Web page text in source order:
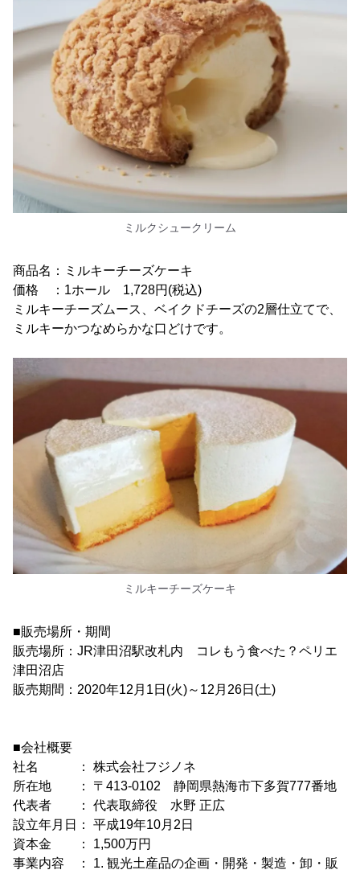
ミルクシュークリーム
商品名：ミルキーチーズケーキ
価格 ：1ホール 1,728円(税込)
ミルキーチーズムース、ベイクドチーズの2層仕立てで、
ミルキーかつなめらかな口どけです。
ミルキーチーズケーキ
■販売場所・期間
販売場所：JR津田沼駅改札内 コレもう食べた？ペリエ
津田沼店
販売期間：2020年12月1日(火)～12月26日(土)
■会社概要
社名 ： 株式会社フジノネ
所在地 ： 〒413-0102 静岡県熱海市下多賀777番地
代表者 ： 代表取締役 水野 正広
設立年月日： 平成19年10月2日
資本金 ： 1,500万円
事業内容 ： 1. 観光土産品の企画・開発・製造・卸・販